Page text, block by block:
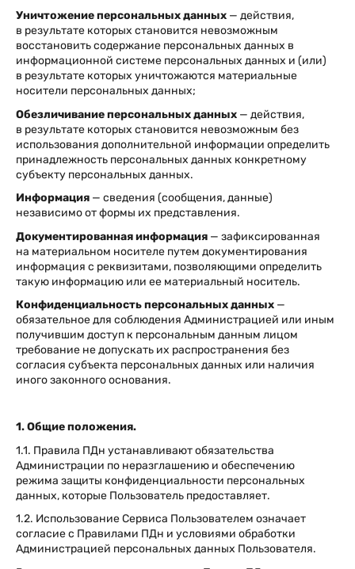
Уничтожение персональных данных — действия,
в результате которых становится невозможным
восстановить содержание персональных данных в
информационной системе персональных данных и (или)
в результате которых уничтожаются материальные
носители персональных данных;
Обезличивание персональных данных — действия,
в результате которых становится невозможным без
использования дополнительной информации определить
принадлежность персональных данных конкретному
субъекту персональных данных.
Информация — сведения (сообщения, данные)
независимо от формы их представления.
Документированная информация — зафиксированная
на материальном носителе путем документирования
информация с реквизитами, позволяющими определить
такую информацию или ее материальный носитель.
Конфиденциальность персональных данных —
обязательное для соблюдения Администрацией или иным
получившим доступ к персональным данным лицом
требование не допускать их распространения без
согласия субъекта персональных данных или наличия
иного законного основания.
1. Общие положения.
1.1. Правила ПДн устанавливают обязательства
Администрации по неразглашению и обеспечению
режима защиты конфиденциальности персональных
данных, которые Пользователь предоставляет.
1.2. Использование Сервиса Пользователем означает
согласие с Правилами ПДн и условиями обработки
Администрацией персональных данных Пользователя.